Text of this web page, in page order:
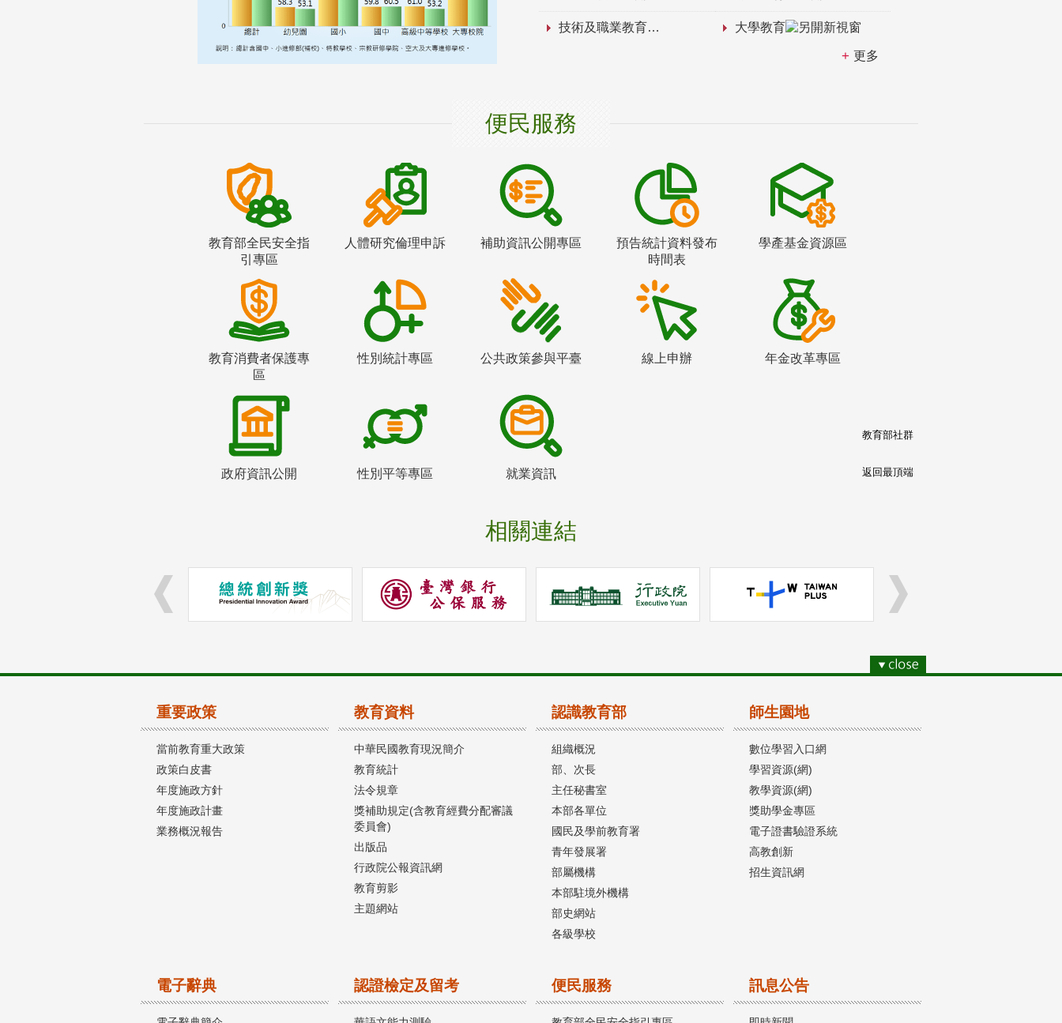
技術及職業教育 大學教育
更多
便民服務
教育部全民安全指
引專區
人體研究倫理申訴 補助資訊公開專區
預告統計資料發布
時間表
學產基金資源區
教育消費者保護專
區
性別統計專區 公共政策參與平臺 線上申辦 年金改革專區
政府資訊公開 性別平等專區 就業資訊
相關連結
教育部社群
返回最頂端
重要政策
當前教育重大政策
政策白皮書
年度施政方針
年度施政計畫
業務概況報告
教育資料
中華民國教育現況簡介
教育統計
法令規章
獎補助規定(含教育經費分配審議
委員會)
出版品
行政院公報資訊網
教育剪影
主題網站
認識教育部
組織概況
部、次長
主任秘書室
本部各單位
國民及學前教育署
青年發展署
部屬機構
本部駐境外機構
部史網站
各級學校
師生園地
數位學習入口網
學習資源(網)
教學資源(網)
獎助學金專區
電子證書驗證系統
高教創新
招生資訊網
電子辭典 認證檢定及留考 便民服務 訊息公告